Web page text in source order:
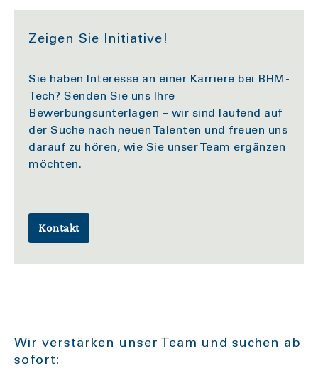
Zeigen Sie Initiative!
Sie haben Interesse an einer Karriere bei BHM-
Tech? Senden Sie uns Ihre
Bewerbungsunterlagen – wir sind laufend auf
der Suche nach neuen Talenten und freuen uns
darauf zu hören, wie Sie unser Team ergänzen
möchten.
Kontakt
Wir verstärken unser Team und suchen ab
sofort: